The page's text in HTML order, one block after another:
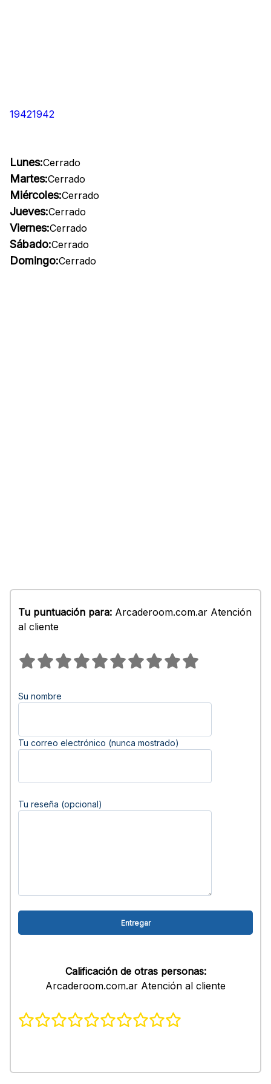
19421942
Lunes:Cerrado
Martes:Cerrado
Miércoles:Cerrado
Jueves:Cerrado
Viernes:Cerrado
Sábado:Cerrado
Domingo:Cerrado
Tu puntuación para: Arcaderoom.com.ar Atención
al cliente
Su nombre
Tu correo electrónico (nunca mostrado)
Tu reseña (opcional)
Calificación de otras personas:
Arcaderoom.com.ar Atención al cliente